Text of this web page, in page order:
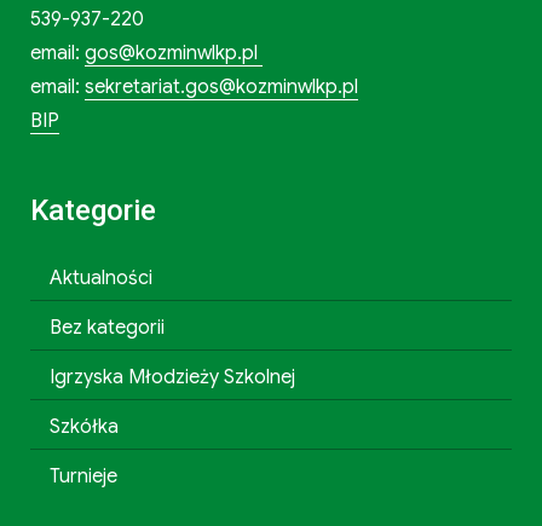
539-937-220
email: gos@kozminwlkp.pl
email: sekretariat.gos@kozminwlkp.pl
BIP
Kategorie
Aktualności
Bez kategorii
Igrzyska Młodzieży Szkolnej
Szkółka
Turnieje